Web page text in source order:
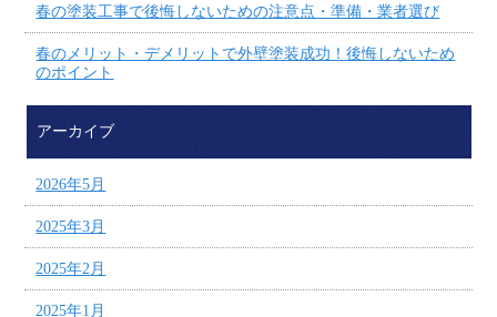
春の塗装工事で後悔しないための注意点・準備・業者選び
春のメリット・デメリットで外壁塗装成功！後悔しないため
のポイント
アーカイブ
2026年5月
2025年3月
2025年2月
2025年1月